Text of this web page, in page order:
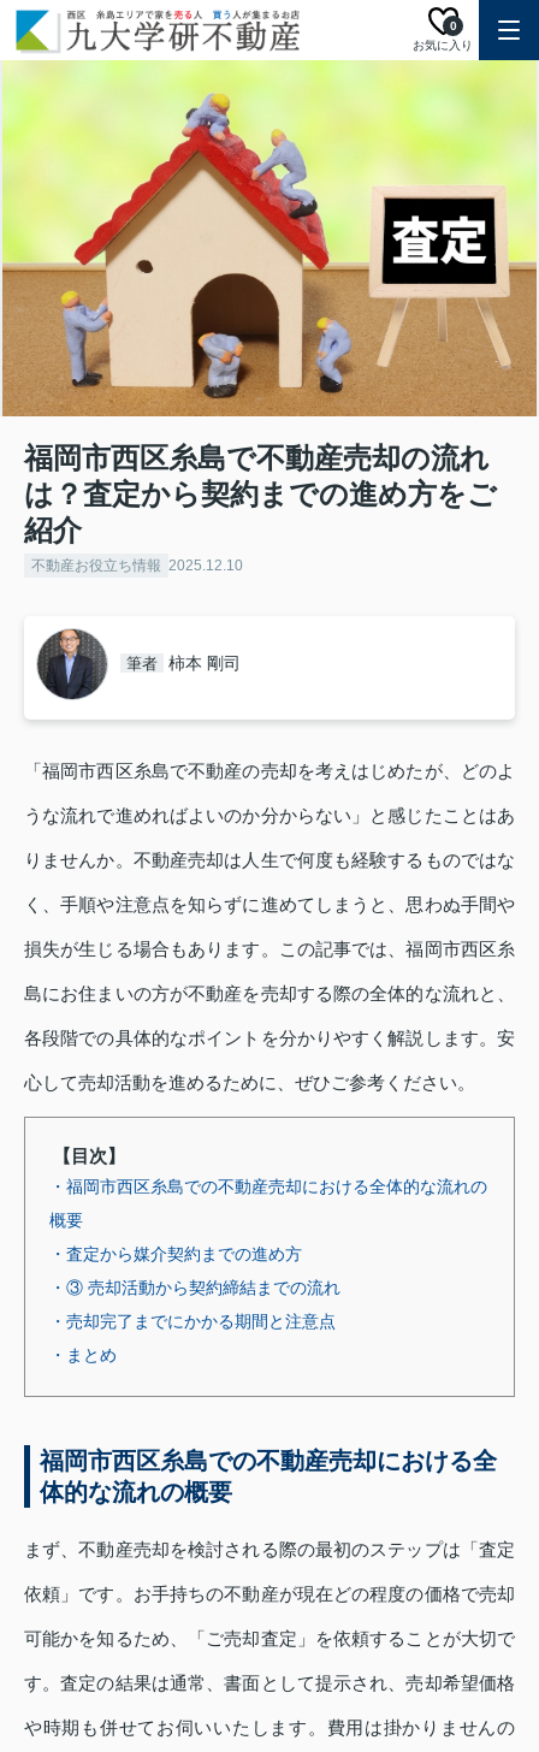
お気に入り
0
福岡市西区糸島で不動産売却の流れ
は？査定から契約までの進め方をご
紹介
不動産お役立ち情報 2025.12.10
筆者 柿本 剛司
「福岡市西区糸島で不動産の売却を考えはじめたが、どのよ
うな流れで進めればよいのか分からない」と感じたことはあ
りませんか。不動産売却は人生で何度も経験するものではな
く、手順や注意点を知らずに進めてしまうと、思わぬ手間や
損失が生じる場合もあります。この記事では、福岡市西区糸
島にお住まいの方が不動産を売却する際の全体的な流れと、
各段階での具体的なポイントを分かりやすく解説します。安
心して売却活動を進めるために、ぜひご参考ください。
【目次】
・福岡市西区糸島での不動産売却における全体的な流れの
概要
・査定から媒介契約までの進め方
・③ 売却活動から契約締結までの流れ
・売却完了までにかかる期間と注意点
・まとめ
福岡市西区糸島での不動産売却における全
体的な流れの概要
まず、不動産売却を検討される際の最初のステップは「査定
依頼」です。お手持ちの不動産が現在どの程度の価格で売却
可能かを知るため、「ご売却査定」を依頼することが大切で
す。査定の結果は通常、書面として提示され、売却希望価格
や時期も併せてお伺いいたします。費用は掛かりませんの